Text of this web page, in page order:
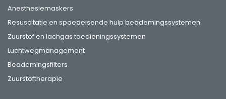
Anesthesiemaskers
Resuscitatie en spoedeisende hulp beademingssystemen
Zuurstof en lachgas toedieningssystemen
Luchtwegmanagement
Beademingsfilters
Zuurstoftherapie